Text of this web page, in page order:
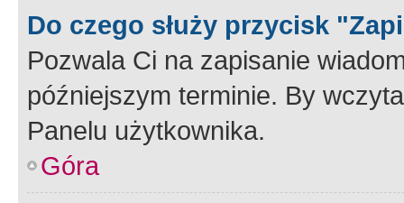
Do czego służy przycisk
Pozwala Ci na zapisanie
późniejszym terminie. By
Panelu użytkownika.
Góra